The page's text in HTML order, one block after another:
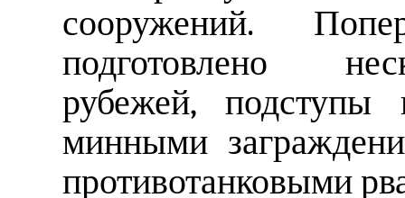
сооружений.
подготовлено
рубежей, подступы
минными
противотанковыми